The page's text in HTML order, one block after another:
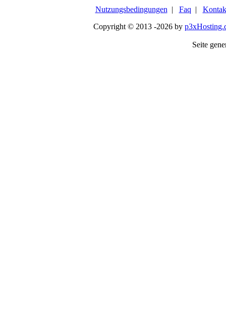
Nutzungsbedingungen | Faq |
Copyright © 2013 -2026 by
Seite